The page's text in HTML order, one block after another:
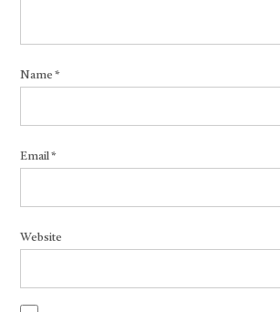
Name*
Email*
Website